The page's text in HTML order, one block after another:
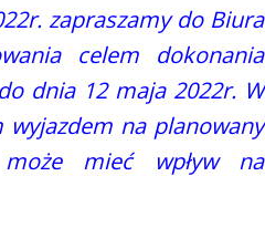
zapraszamy do Biura
celem dokonania
dnia 12 maja 2022r. W
na planowany
mieć wpływ na